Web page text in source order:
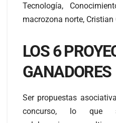
Tecnología,
macrozona norte, Cristian
LOS 6
GANADORES
Ser propuestas
concurso, lo que